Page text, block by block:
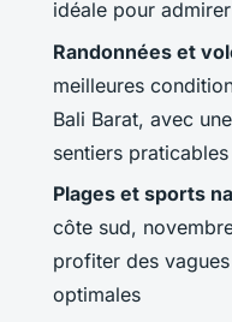
idéale pour
Randonnées et
meilleures
Bali Barat, avec
sentiers praticables
Plages et sports
côte sud,
profiter des
optimales